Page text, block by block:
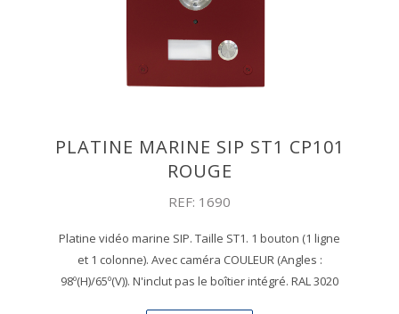
PLATINE MARINE SIP ST1 CP101
ROUGE
REF: 1690
Platine vidéo marine SIP. Taille ST1. 1 bouton (1 ligne
et 1 colonne). Avec caméra COULEUR (Angles :
98º(H)/65º(V)). N'inclut pas le boîtier intégré. RAL 3020